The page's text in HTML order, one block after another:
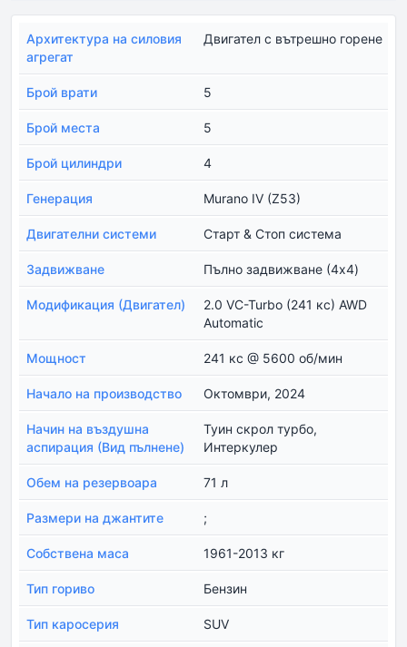
Архитектура на силовия
агрегат
Двигател с вътрешно горене
Брой врати 5
Брой места 5
Брой цилиндри 4
Генерация Murano IV (Z53)
Двигателни системи Старт & Стоп система
Задвижване Пълно задвижване (4x4)
Модификация (Двигател)
2.0 VC-Turbo (241 кс) AWD
Automatic
Мощност 241 кс @ 5600 об/мин
Начало на производство Октомври, 2024
Начин на въздушна
аспирация (Вид пълнене)
Туин скрол турбо,
Интеркулер
Обем на резервоара 71 л
Размери на джантите ;
Собствена маса 1961-2013 кг
Тип гориво Бензин
Тип каросерия SUV